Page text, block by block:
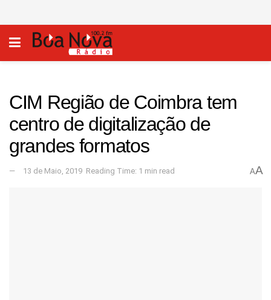
CIM Região de Coimbra tem
centro de digitalização de
grandes formatos
13 de Maio, 2019 Reading Time: 1 min read AA